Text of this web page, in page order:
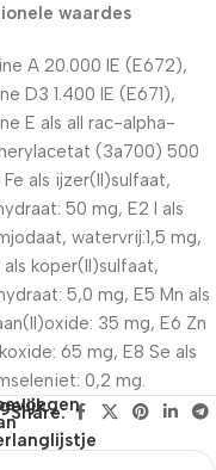
waardes
A 20.000 IE (E672),
D3 1.400 IE (E671),
E als all rac-alpha-
(3a700) 500
Fe als ijzer(II)sulfaat,
50 mg, E2 I als
watervrij:1,5 mg,
koper(II)sulfaat,
5,0 mg, E5 Mn als
35 mg, E6 Zn
65 mg, E8 Se als
0,2 mg.
Share: